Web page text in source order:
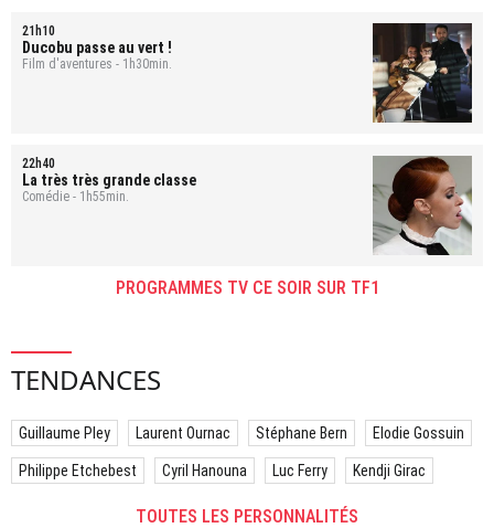
21h10
Ducobu passe au vert !
Film d'aventures - 1h30min.
22h40
La très très grande classe
Comédie - 1h55min.
PROGRAMMES TV CE SOIR SUR TF1
TENDANCES
Guillaume Pley Laurent Ournac Stéphane Bern Elodie Gossuin
Philippe Etchebest Cyril Hanouna Luc Ferry Kendji Girac
TOUTES LES PERSONNALITÉS